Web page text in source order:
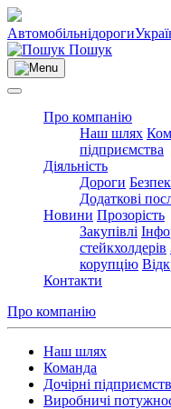
Автомобільнідороги
Пошук
Про компанію
Наш шлях
підприємства
Діяльність
Дороги
Додаткові
Новини Прозорість
Закупівлі
стейкхолдерів
корупцію
Контакти
Про компанію
Наш шлях
Команда
Дочірні
Виробничі